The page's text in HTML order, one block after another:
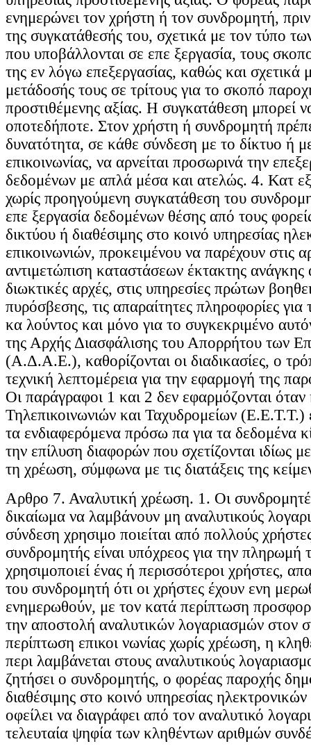
ενημερώνει τον χρήστη ή τον συνδρομητή,
της συγκατάθεσής του, σχετικά με τον τύπο
που υποβάλλονται σε επε ξεργασία, τους
της εν λόγω επεξεργασίας, καθώς και σχετικά
μετάδοσής τους σε τρίτους για το σκοπό
προστιθέμενης αξίας. Η συγκατάθεση μπορεί
οποτεδήποτε. Στον χρήστη ή συνδρομητή
δυνατότητα, σε κάθε σύνδεση με το δίκτυο ή
επικοινωνίας, να αρνείται προσωρινά την
δεδομένων με απλά μέσα και ατελώς. 4. Κατ
χωρίς προηγούμενη συγκατάθεση του
επε ξεργασία δεδομένων θέσης από τους
δικτύου ή διαθέσιμης στο κοινό υπηρεσίας
επικοινωνιών, προκειμένου να παρέχουν στις
αντιμετώπιση καταστάσεων έκτακτης ανάγκης
διωκτικές αρχές, στις υπηρεσίες πρώτων
πυρόσβεσης, τις απαραίτητες πληροφορίες για
κα λούντος και μόνο για το συγκεκριμένο
της Αρχής Διασφάλισης του Απορρήτου των
(Α.Δ.Α.Ε.), καθορίζονται οι διαδικασίες, ο
τεχνική λεπτομέρεια για την εφαρμογή της
Οι παράγραφοι 1 και 2 δεν εφαρμόζονται
Τηλεπικοινωνιών και Ταχυδρομείων (Ε.Ε.Τ.Τ.)
τα ενδιαφερόμενα πρόσω πα για τα δεδομένα
την επίλυση διαφορών που σχετίζονται ιδίως
τη χρέωση, σύμφωνα με τις διατάξεις της
Aρθρο 7. Αναλυτική χρέωση. 1. Οι
δικαίωμα να λαμβάνουν μη αναλυτικούς
σύνδεση χρησιμο ποιείται από πολλούς
συνδρομητής είναι υπόχρεος για την πληρωμή
χρησιμοποιεί ένας ή περισσότεροι χρήστες,
του συνδρομητή ότι οι χρήστες έχουν ενη
ενημερωθούν, με τον κατά περίπτωση
την αποστολή αναλυτικών λογαριασμών στον
περίπτωση επικοι νωνίας χωρίς χρέωση, η
περι λαμβάνεται στους αναλυτικούς
ζητήσει ο συνδρομητής, ο φορέας παροχής
διαθέσιμης στο κοινό υπηρεσίας ηλεκτρονικών
οφείλει να διαγράφει από τον αναλυτικό
τελευταία ψηφία των κληθέντων αριθμών